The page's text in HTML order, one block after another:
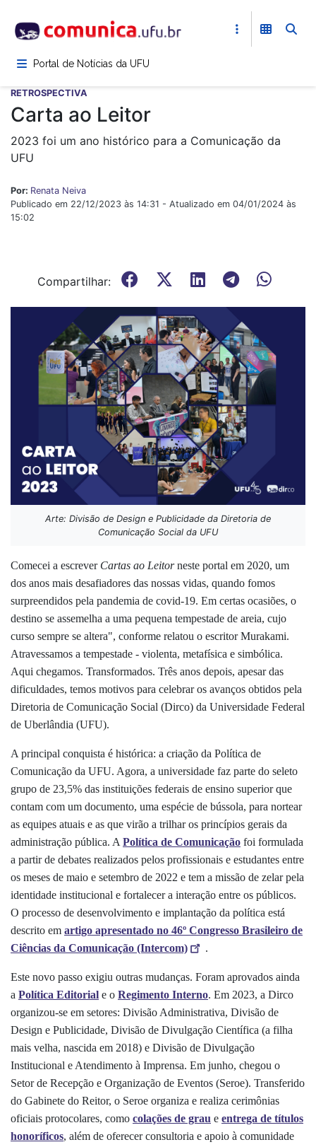
para
conteúdoPortal de Notícias da UFU
RETROSPECTIVA
Carta ao Leitor
2023 foi um ano histórico para a Comunicação da
UFU
Por: Renata Neiva
Publicado em 22/12/2023 às 14:31 - Atualizado em 04/01/2024 às
15:02
Compartilhar:
Arte: Divisão de Design e Publicidade da Diretoria de
Comunicação Social da UFU
Comecei a escrever Cartas ao Leitorneste portal em 2020, um
dos anos mais desafiadores das nossas vidas, quando fomos
surpreendidos pela pandemia de covid-19. Em certas ocasiões, o
destino se assemelha a uma pequena tempestade de areia, cujo
curso sempre se altera", conforme relatou o escritor Murakami.
Atravessamos a tempestade - violenta, metafísica e simbólica.
Aqui chegamos. Transformados. Três anos depois, apesar das
dificuldades, temos motivos para celebrar os avanços obtidos pela
Diretoria de Comunicação Social (Dirco) da Universidade Federal
de Uberlândia (UFU).
A principal conquista é histórica: a criação da Política de
Comunicação da UFU. Agora, a universidade faz parte do seleto
grupo de 23,5% das instituições federais de ensino superior que
contam com um documento, uma espécie de bússola, para nortear
as equipes atuais e as que virão a trilhar os princípios gerais da
administração pública. A Política de Comunicação foi formulada
a partir de debates realizados pelos profissionais e estudantes entre
os meses de maio e setembro de 2022 e tem a missão de zelar pela
identidade institucional e fortalecer a interação entre os públicos.
O processo de desenvolvimento e implantação da política está
descrito em artigo apresentado no 46º Congresso Brasileiro de
Ciências da Comunicação (Intercom)
.
Este novo passo exigiu outras mudanças. Foram aprovados ainda
a Política Editorial e o Regimento Interno. Em 2023, a Dirco
organizou-se em setores: Divisão Administrativa, Divisão de
Design e Publicidade, Divisão de Divulgação Científica (a filha
mais velha, nascida em 2018) e Divisão de Divulgação
Institucional e Atendimento à Imprensa. Em junho, chegou o
Setor de Recepção e Organização de Eventos (Seroe). Transferido
do Gabinete do Reitor, o Seroe organiza e realiza cerimônias
oficiais protocolares, como colações de grau e entrega de títulos
honoríficos, além de oferecerconsultoria e apoio à comunidade